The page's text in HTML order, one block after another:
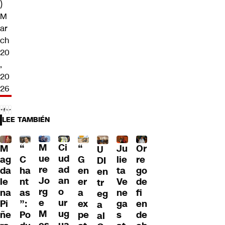
)
M
ar
ch
20
,
20
26
LEE TAMBIÉN
M
ag
da
le
na
Pi
ñe
“
C
ha
nt
as
”:
Po
M
ue
re
Jo
rg
e
M
Ci
ud
ad
an
o
ur
ug
“
G
en
er
a
ex
pe
U
DI
en
tr
eg
a
al
Ju
lie
ta
Ve
ne
ga
s
Or
re
go
de
fi
en
de